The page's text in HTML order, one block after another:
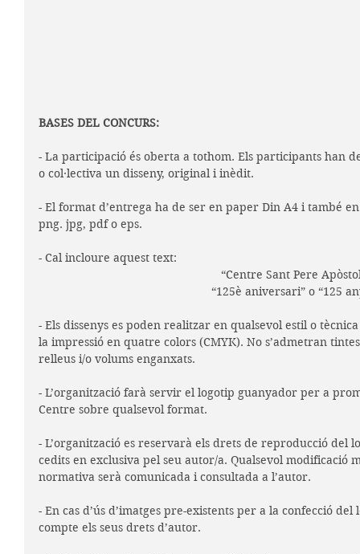
BASES DEL CONCURS:
- La participació és oberta a tothom. Els participants
o col·lectiva un disseny, original i inèdit.
- El format d’entrega ha de ser en paper Din A4 i també
png. jpg, pdf o eps.
- Cal incloure aquest text:
“Centre Sant Pere
“125è aniversari” o “125
- Els dissenys es poden realitzar en qualsevol estil o
la impressió en quatre colors (CMYK). No s’admetran
relleus i/o volums enganxats.
- L’organització farà servir el logotip guanyador per a
Centre sobre qualsevol format.
- L’organització es reservarà els drets de reproducció del
cedits en exclusiva pel seu autor/a. Qualsevol modificació
normativa serà comunicada i consultada a l’autor.
- En cas d’ús d’imatges pre-existents per a la confecció
compte els seus drets d’autor.